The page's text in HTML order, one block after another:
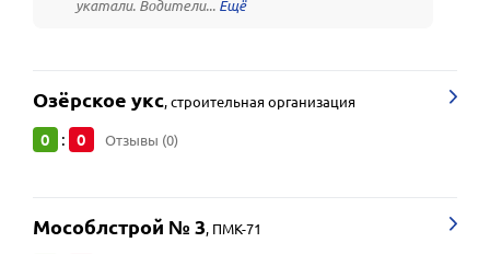
укатали. Водители...
Озёрское укс,строительная организация
0 : 0 Отзывы (0)
Мособлстрой № 3, ПМК-71